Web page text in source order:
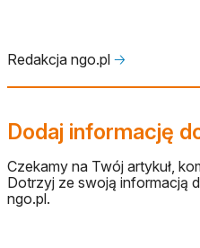
Redakcja ngo.pl 🡢
Dodaj informację
Czekamy na Twój artykuł,
Dotrzyj ze swoją informacją
ngo.pl.